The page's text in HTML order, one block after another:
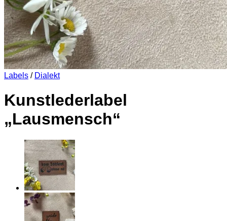
Zurück zum Shop
Labels / Dialekt
Kunstlederlabel
„Lausmensch“